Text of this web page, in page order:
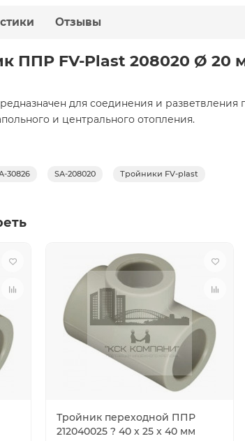
Отзывы
ППР FV-Plast 208020 Ø 20
для соединения и разветвления
и центрального отопления.
30826 SA-208020 Тройники FV-plast
Тройник переходной ППР
212040025 ? 40 x 25 x 40 мм